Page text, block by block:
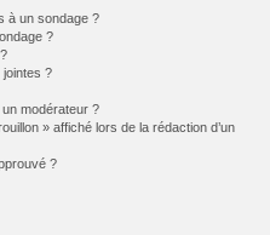
à un sondage ?
?
jointes ?
modérateur ?
» affiché lors de la rédaction d’un
?